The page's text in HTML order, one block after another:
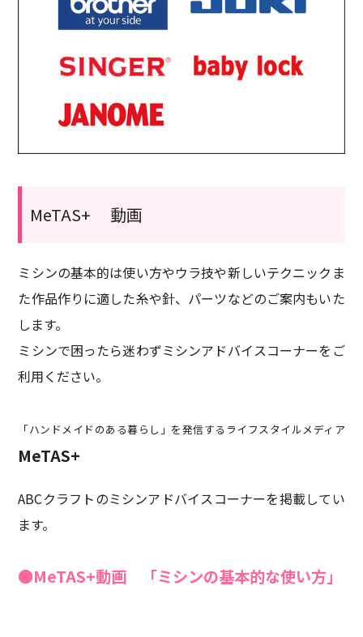
MeTAS+ 動画
ミシンの基本的は使い方やウラ技や新しいテクニックま
た作品作りに適した糸や針、パーツなどのご案内もいた
します。
ミシンで困ったら迷わずミシンアドバイスコーナーをご
利用ください。
「ハンドメイドのある暮らし」を発信するライフスタイルメディア
MeTAS+
ABCクラフトのミシンアドバイスコーナーを掲載してい
ます。
●MeTAS+動画 「ミシンの基本的な使い方」